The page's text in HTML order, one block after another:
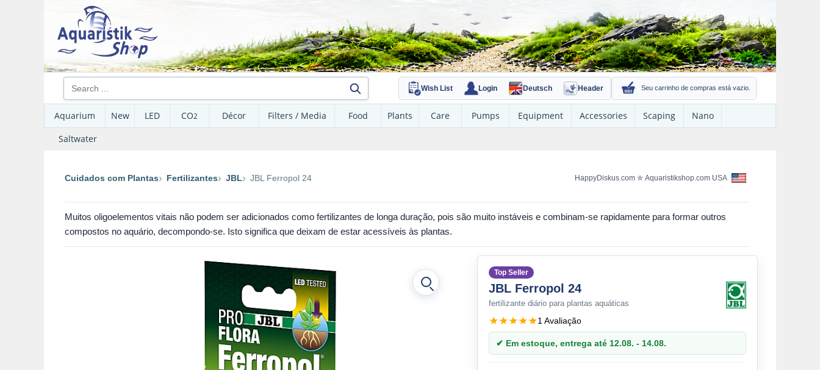
Wish List Login Deutsch Header Seu carrinho de compras está vazio.
Aquarium New LED CO2 Décor Filters / Media Food Plants Care Pumps Equipment Accessories Scaping
Nano
Saltwater
Cuidados com Plantas Fertilizantes JBL JBL Ferropol 24 HappyDiskus.com ✮ Aquaristikshop.com USA
Muitos oligoelementos vitais não podem ser adicionados como fertilizantes de longa duração, pois são muito instáveis e combinam-se rapidamente para formar outros
compostos no aquário, decompondo-se. Isto significa que deixam de estar acessíveis às plantas.
Top Seller
JBL Ferropol 24
fertilizante diário para plantas aquáticas
1 Avaliação
✔ Em estoque, entrega até 12.08. - 14.08.